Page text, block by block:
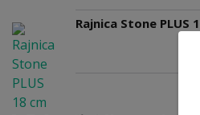
Rajnica Stone PLUS